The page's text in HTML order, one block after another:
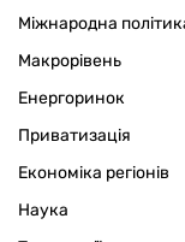
Міжнародна
Макрорівень
Енергоринок
Приватизація
Економіка регіонів
Наука